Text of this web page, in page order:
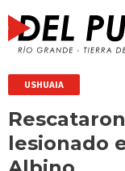
USHUAIA
lesionado